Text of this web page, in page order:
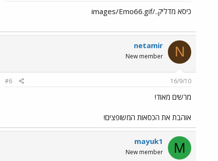
כיסא מדליק../images/Emo66.gif
N
netamir
New member
16/9/10
#6
מרשים מאוד!
אוהבת את הכסאות המשופצים!
M
mayuk1
New member